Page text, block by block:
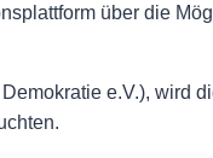
über die
e.V.), wird